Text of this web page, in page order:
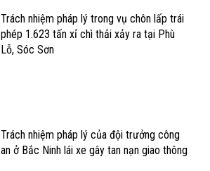
Trách nhiệm pháp lý trong vụ chôn lấp trái
phép 1.623 tấn xỉ chì thải xảy ra tại Phù
Lỗ, Sóc Sơn
Trách nhiệm pháp lý của đội trưởng công
an ở Bắc Ninh lái xe gây tan nạn giao thông